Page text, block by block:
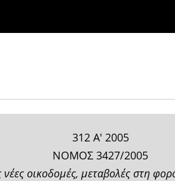
312 Α' 2005
ΝΟΜΟΣ 3427/2005
οικοδομές, μεταβολές στη